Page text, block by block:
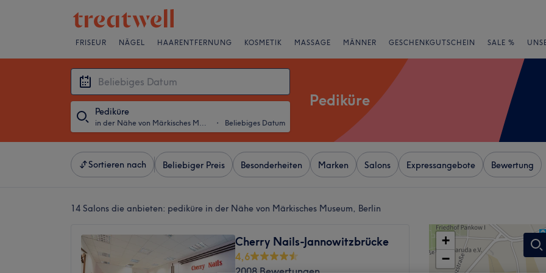
FRISEUR NÄGEL HAARENTFERNUNG KOSMETIK MASSAGE MÄNNER GESCHENKGUTSCHEIN SALE %
Pediküre
in der Nähe von Märkisches Museum, Berlin ・ Beliebiges Datum
Pediküre
Sortieren nach Beliebiger Preis Besonderheiten Marken Salons Expressangebote Bewertung
14 Salons die anbieten: pediküre in der Nähe von Märkisches Museum, Berlin
Cherry Nails-Jannowitzbrücke
4,6
+
−